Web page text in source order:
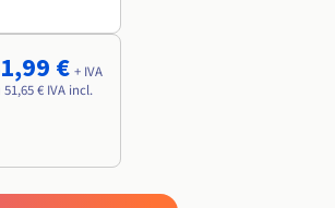
€ + IVA
€ IVA incl.